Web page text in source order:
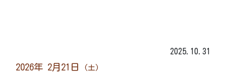
2025.10.31
2026年 2月21日 (土)